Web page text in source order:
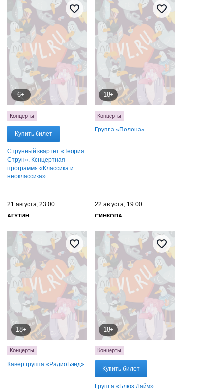
6+
Концерты
Купить билет
Струнный квартет «Теория
Струн». Концертная
программа «Классика и
неоклассика»
18+
Концерты
Группа «Пелена»
21 августа, 23:00
АГУТИН
18+
Концерты
Кавер группа «‎РадиоБэнд»
22 августа, 19:00
СИНКОПА
18+
Концерты
Купить билет
Группа «Блюз Лайм»